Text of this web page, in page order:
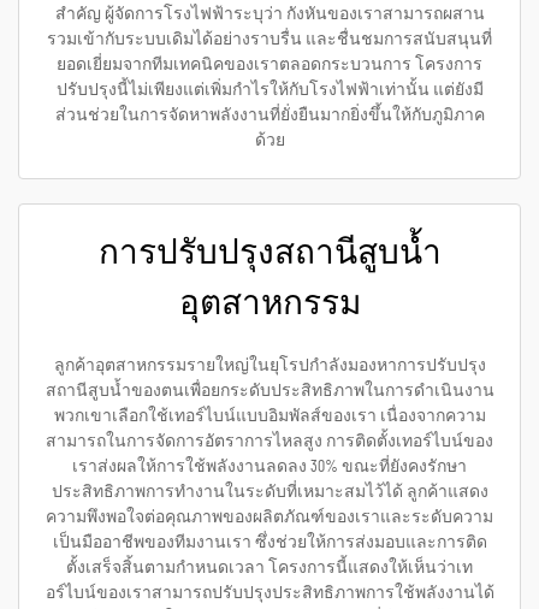
สำคัญ ผู้จัดการโรงไฟฟ้าระบุว่า กังหันของเราสามารถผสาน
รวมเข้ากับระบบเดิมได้อย่างราบรื่น และชื่นชมการสนับสนุนที่
ยอดเยี่ยมจากทีมเทคนิคของเราตลอดกระบวนการ โครงการ
ปรับปรุงนี้ไม่เพียงแต่เพิ่มกำไรให้กับโรงไฟฟ้าเท่านั้น แต่ยังมี
ส่วนช่วยในการจัดหาพลังงานที่ยั่งยืนมากยิ่งขึ้นให้กับภูมิภาค
ด้วย
การปรับปรุงสถานีสูบน้ำ
อุตสาหกรรม
ลูกค้าอุตสาหกรรมรายใหญ่ในยุโรปกำลังมองหาการปรับปรุง
สถานีสูบน้ำของตนเพื่อยกระดับประสิทธิภาพในการดำเนินงาน
พวกเขาเลือกใช้เทอร์ไบน์แบบอิมพัลส์ของเรา เนื่องจากความ
สามารถในการจัดการอัตราการไหลสูง การติดตั้งเทอร์ไบน์ของ
เราส่งผลให้การใช้พลังงานลดลง 30% ขณะที่ยังคงรักษา
ประสิทธิภาพการทำงานในระดับที่เหมาะสมไว้ได้ ลูกค้าแสดง
ความพึงพอใจต่อคุณภาพของผลิตภัณฑ์ของเราและระดับความ
เป็นมืออาชีพของทีมงานเรา ซึ่งช่วยให้การส่งมอบและการติด
ตั้งเสร็จสิ้นตามกำหนดเวลา โครงการนี้แสดงให้เห็นว่าเท
อร์ไบน์ของเราสามารถปรับปรุงประสิทธิภาพการใช้พลังงานได้